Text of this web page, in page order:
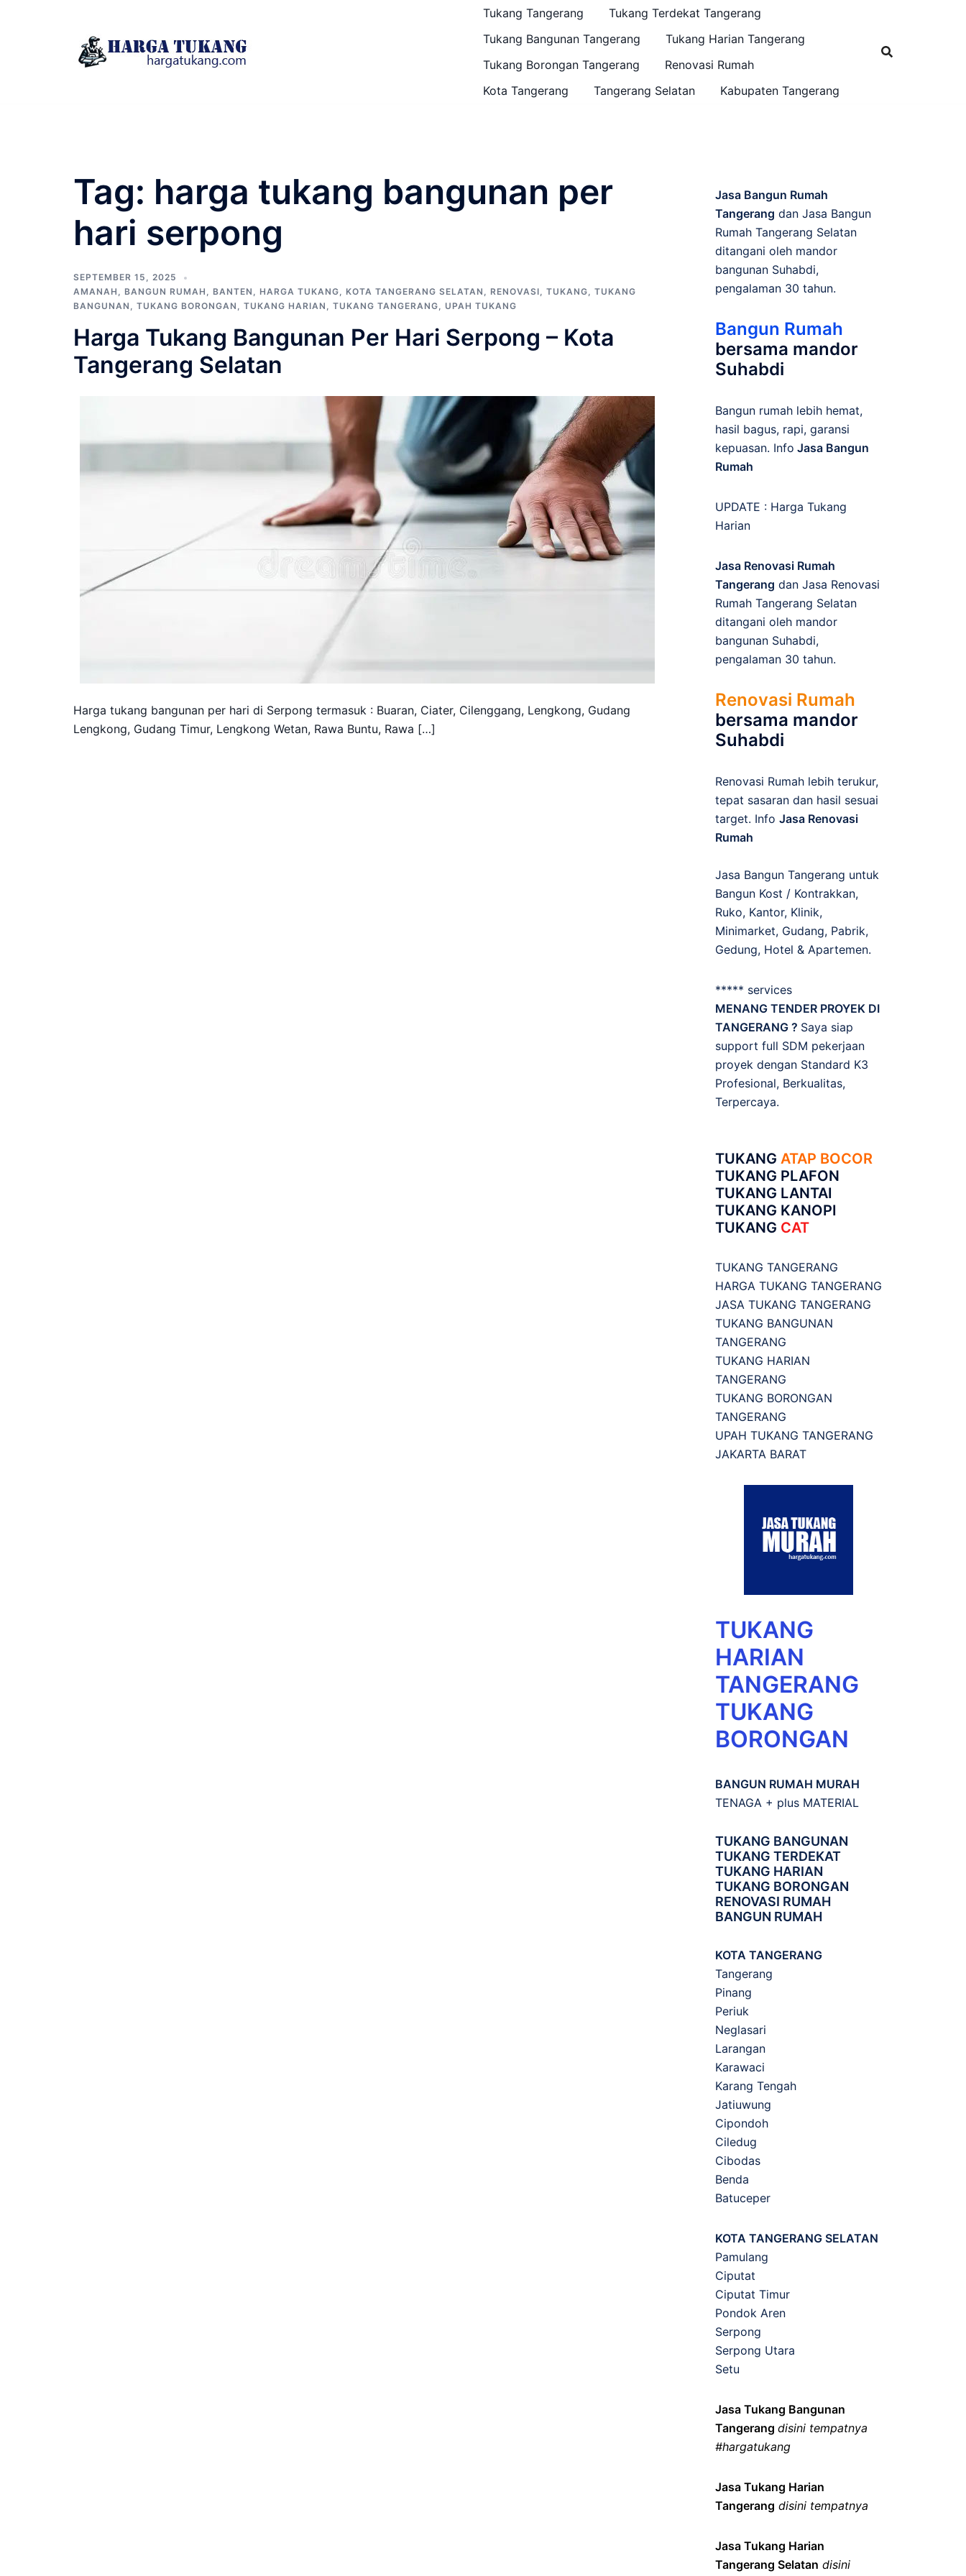
Tukang Tangerang
Tukang Terdekat Tangerang
Tukang Bangunan Tangerang
Tukang Harian Tangerang
Tukang Borongan Tangerang
Renovasi Rumah
Kota Tangerang
Tangerang Selatan Kabupaten Tangerang
Tag: harga tukang bangunan per
hari serpong
SEPTEMBER 15, 2025
AMANAH , BANGUN RUMAH , BANTEN , HARGA TUKANG, KOTA TANGERANG SELATAN , RENOVASI, TUKANG, TUKANG
BANGUNAN , TUKANG BORONGAN , TUKANG HARIAN , TUKANG TANGERANG, UPAH TUKANG
Harga Tukang Bangunan Per Hari Serpong – Kota
Tangerang Selatan
Harga tukang bangunan per hari di Serpong termasuk : Buaran, Ciater, Cilenggang, Lengkong, Gudang
Lengkong, Gudang Timur, Lengkong Wetan, Rawa Buntu, Rawa […]
Jasa Bangun Rumah
Tangerang dan Jasa Bangun
Rumah Tangerang Selatan
ditangani oleh mandor
bangunan Suhabdi,
pengalaman 30 tahun.
Bangun Rumah
bersama mandor
Suhabdi
Bangun rumah lebih hemat,
hasil bagus, rapi, garansi
kepuasan. Info Jasa Bangun
Rumah
UPDATE : Harga Tukang
Harian
Jasa Renovasi Rumah
Tangerang dan Jasa Renovasi
Rumah Tangerang Selatan
ditangani oleh mandor
bangunan Suhabdi,
pengalaman 30 tahun.
Renovasi Rumah
bersama mandor
Suhabdi
Renovasi Rumah lebih terukur,
tepat sasaran dan hasil sesuai
target. Info Jasa Renovasi
Rumah
Jasa Bangun Tangerang untuk
Bangun Kost / Kontrakkan,
Ruko, Kantor, Klinik,
Minimarket, Gudang, Pabrik,
Gedung, Hotel & Apartemen.
***** services
MENANG TENDER PROYEK DI
TANGERANG ? Saya siap
support full SDM pekerjaan
proyek dengan Standard K3
Profesional, Berkualitas,
Terpercaya.
TUKANG ATAP BOCOR
TUKANG PLAFON
TUKANG LANTAI
TUKANG KANOPI
TUKANG CAT
TUKANG TANGERANG
HARGA TUKANG TANGERANG
JASA TUKANG TANGERANG
TUKANG BANGUNAN
TANGERANG
TUKANG HARIAN
TANGERANG
TUKANG BORONGAN
TANGERANG
UPAH TUKANG TANGERANG
JAKARTA BARAT
TUKANG
HARIAN
TANGERANG
TUKANG
BORONGAN
BANGUN RUMAH MURAH
TENAGA + plus MATERIAL
TUKANG BANGUNAN
TUKANG TERDEKAT
TUKANG HARIAN
TUKANG BORONGAN
RENOVASI RUMAH
BANGUN RUMAH
KOTA TANGERANG
Tangerang
Pinang
Periuk
Neglasari
Larangan
Karawaci
Karang Tengah
Jatiuwung
Cipondoh
Ciledug
Cibodas
Benda
Batuceper
KOTA TANGERANG SELATAN
Pamulang
Ciputat
Ciputat Timur
Pondok Aren
Serpong
Serpong Utara
Setu
Jasa Tukang Bangunan
Tangerang disini tempatnya
#hargatukang
Jasa Tukang Harian
Tangerang disini tempatnya
Jasa Tukang Harian
Tangerang Selatan disini